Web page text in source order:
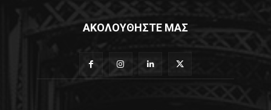
ΑΚΟΛΟΥΘΗΣΤΕ ΜΑΣ